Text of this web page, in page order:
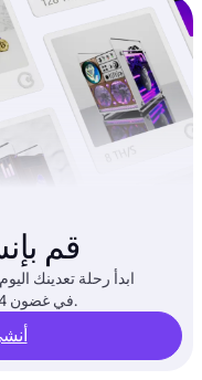
قم
ابدأ رحلة تعدينك
واحصل على أول مكافآت BTC في غضون 24 ساعة فقط.